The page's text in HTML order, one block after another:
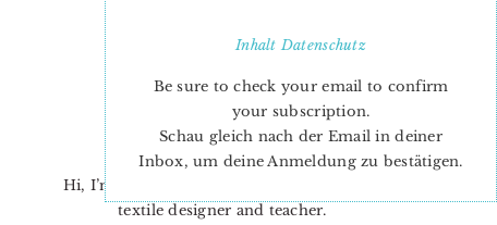
SIDEBAR
Hi, I’m Nadra. I’m a quilt pattern designer,
textile designer and teacher.
InhaltDatenschutz
Be sure to check your email to confirm
your subscription.
Schau gleich nach der Email in deiner
Inbox, um deine Anmeldung zu bestätigen.